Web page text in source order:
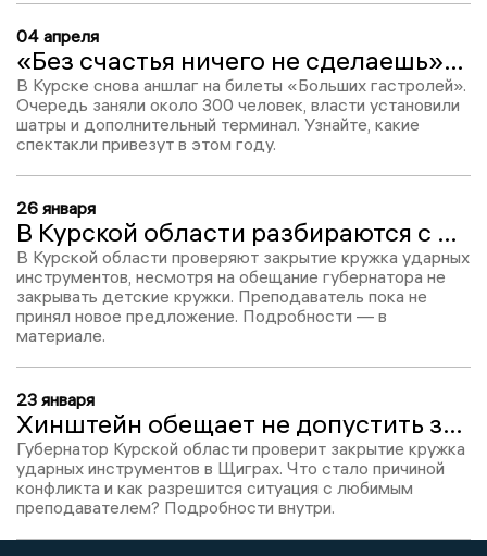
04 апреля
«Без счастья ничего не сделаешь»: куряне стояли ночь ради билетов на «Женитьбу Бальзаминова»
В Курске снова аншлаг на билеты «Больших гастролей».
Очередь заняли около 300 человек, власти установили
шатры и дополнительный терминал. Узнайте, какие
спектакли привезут в этом году.
26 января
В Курской области разбираются с жалобами на закрытие детского кружка ударных инструментов
В Курской области проверяют закрытие кружка ударных
инструментов, несмотря на обещание губернатора не
закрывать детские кружки. Преподаватель пока не
принял новое предложение. Подробности — в
материале.
23 января
Хинштейн обещает не допустить закрытия музыкального кружка в Щиграх
Губернатор Курской области проверит закрытие кружка
ударных инструментов в Щиграх. Что стало причиной
конфликта и как разрешится ситуация с любимым
преподавателем? Подробности внутри.